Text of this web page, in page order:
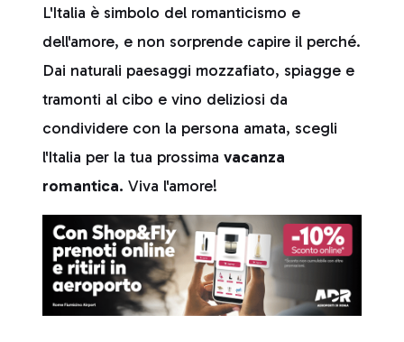
L'Italia è simbolo del romanticismo e
dell'amore, e non sorprende capire il perché.
Dai naturali paesaggi mozzafiato, spiagge e
tramonti al cibo e vino deliziosi da
condividere con la persona amata, scegli
l'Italia per la tua prossima vacanza
romantica. Viva l'amore!